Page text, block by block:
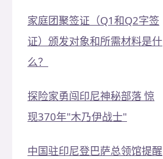
家庭团聚签证（Q1和Q2字签
证）颁发对象和所需材料是什
么？
探险家勇闯印尼神秘部落 惊
现370年"木乃伊战士"
中国驻印尼登巴萨总领馆提醒